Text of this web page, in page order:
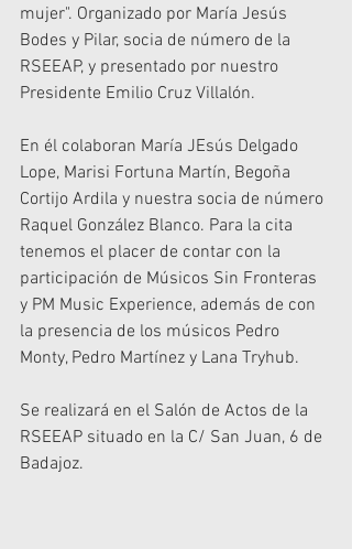
mujer". Organizado por María Jesús
Bodes y Pilar, socia de número de la
RSEEAP, y presentado por nuestro
Presidente Emilio Cruz Villalón.
En él colaboran María JEsús Delgado
Lope, Marisi Fortuna Martín, Begoña
Cortijo Ardila y nuestra socia de número
Raquel González Blanco. Para la cita
tenemos el placer de contar con la
participación de Músicos Sin Fronteras
y PM Music Experience, además de con
la presencia de los músicos Pedro
Monty, Pedro Martínez y Lana Tryhub.
Se realizará en el Salón de Actos de la
RSEEAP situado en la C/ San Juan, 6 de
Badajoz.